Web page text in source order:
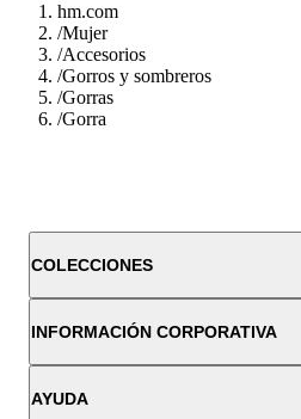
hm.com
/Mujer
/Accesorios
/Gorros y sombreros
/Gorras
/Gorra
COLECCIONES
INFORMACIÓN CORPORATIVA
AYUDA